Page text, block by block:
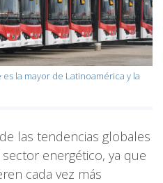
la mayor de Latinoamérica y la
las tendencias globales
energético, ya que
cada vez más